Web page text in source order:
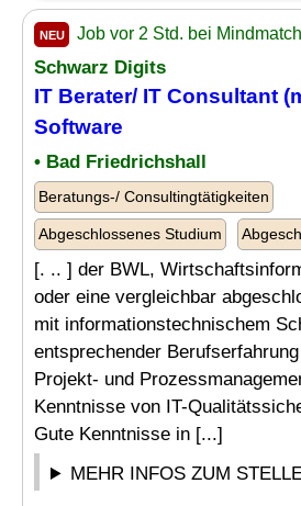
NEU Job vor 2 Std. bei
Schwarz Digits
IT Berater/ IT Consultant
Software
• Bad Friedrichshall
Beratungs-/ Consultingtätigkeiten
Abgeschlossenes Studium
[. .. ] der BWL,
oder eine vergleichbar
mit informationstechnischem
entsprechender
Projekt- und
Kenntnisse von IT-
Gute Kenntnisse in [...]
MEHR INFOS ZUM